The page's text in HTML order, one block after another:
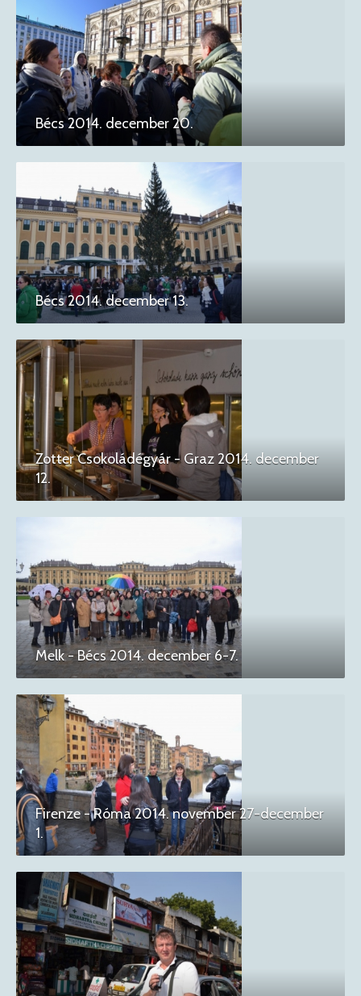
Bécs 2014. december 20.
Bécs 2014. december 13.
Zotter Csokoládégyár - Graz 2014. december
12.
Melk - Bécs 2014. december 6-7.
Firenze - Róma 2014. november 27-december
1.